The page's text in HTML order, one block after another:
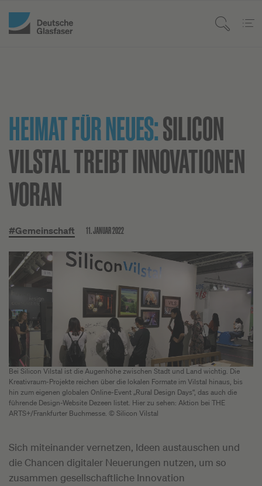
HEIMAT FÜR NEUES:SILICON
VILSTAL TREIBT INNOVATIONEN
VORAN
#Gemeinschaft 11. JANUAR 2022
Bei Silicon Vilstal ist die Augenhöhe zwischen Stadt und Land wichtig. Die
Kreativraum-Projekte reichen über die lokalen Formate im Vilstal hinaus, bis
hin zum eigenen globalen Online-Event „Rural Design Days“, das auch die
führende Design-Website Dezeen listet. Hier zu sehen: Aktion bei THE
ARTS+/Frankfurter Buchmesse. © Silicon Vilstal
Sich miteinander vernetzen, Ideen austauschen und
die Chancen digitaler Neuerungen nutzen, um so
zusammen gesellschaftliche Innovation